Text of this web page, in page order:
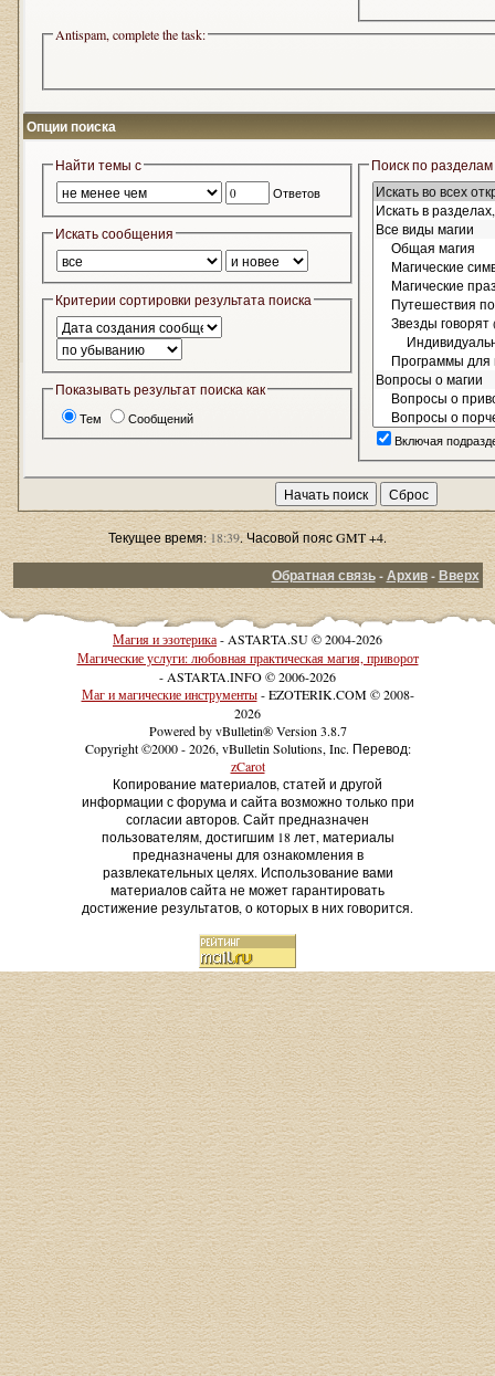
Antispam, complete the task:
Опции поиска
Найти темы с
Ответов
Искать сообщения
Критерии сортировки результата поиска
Показывать результат поиска как
Тем Сообщений
Поиск по разделам
Включая
Текущее время:18:39. Часовой пояс GMT +4.
Обратная связь-Архив-Вверх
Магия и эзотерика- ASTARTA.SU © 2004-2026
Магические услуги: любовная практическая магия, приворот
- ASTARTA.INFO © 2006-2026
Маг и магические инструменты- EZOTERIK.COM © 2008-
2026
Powered by vBulletin® Version 3.8.7
Copyright ©2000 - 2026, vBulletin Solutions, Inc. Перевод:
zCarot
Копирование материалов, статей и другой
информации с форума и сайта возможно только при
согласии авторов. Сайт предназначен
пользователям, достигшим 18 лет, материалы
предназначены для ознакомления в
развлекательных целях. Использование вами
материалов сайта не может гарантировать
достижение результатов, о которых в них говорится.